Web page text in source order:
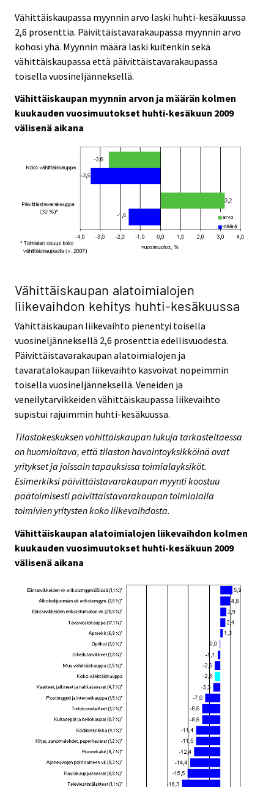
Vähittäiskaupassa myynnin arvo laski huhti-kesäkuussa
2,6 prosenttia. Päivittäistavarakaupassa myynnin arvo
kohosi yhä. Myynnin määrä laski kuitenkin sekä
vähittäiskaupassa että päivittäistavarakaupassa
toisella vuosineljänneksellä.
Vähittäiskaupan myynnin arvon ja määrän kolmen
kuukauden vuosimuutokset huhti-kesäkuun 2009
välisenä aikana
Vähittäiskaupan alatoimialojen
liikevaihdon kehitys huhti-kesäkuussa
Vähittäiskaupan liikevaihto pienentyi toisella
vuosineljänneksellä 2,6 prosenttia edellisvuodesta.
Päivittäistavarakaupan alatoimialojen ja
tavaratalokaupan liikevaihto kasvoivat nopeimmin
toisella vuosineljänneksellä. Veneiden ja
veneilytarvikkeiden vähittäiskaupassa liikevaihto
supistui rajuimmin huhti-kesäkuussa.
Tilastokeskuksen vähittäiskaupan lukuja tarkasteltaessa
on huomioitava, että tilaston havaintoyksikköinä ovat
yritykset ja joissain tapauksissa toimialayksiköt.
Esimerkiksi päivittäistavarakaupan myynti koostuu
päätoimisesti päivittäistavarakaupan toimialalla
toimivien yritysten koko liikevaihdosta.
Vähittäiskaupan alatoimialojen liikevaihdon kolmen
kuukauden vuosimuutokset huhti-kesäkuun 2009
välisenä aikana